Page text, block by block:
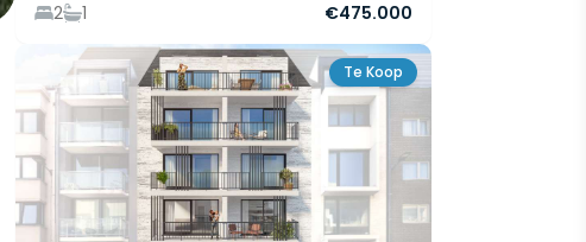
2
1 €475.000
Te Koop